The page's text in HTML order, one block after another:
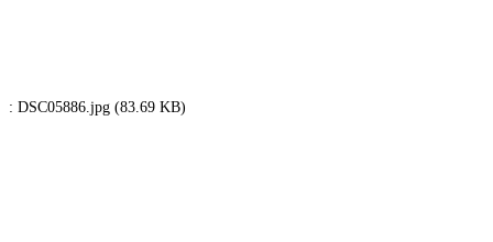
: DSC05886.jpg (83.69 KB)